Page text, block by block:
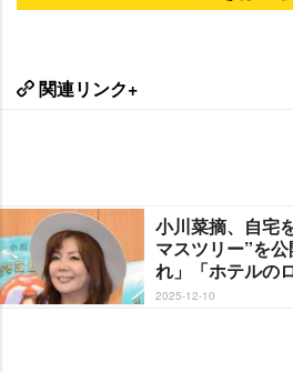
関連リンク+
小川菜摘、自宅
マスツリー”を
れ」「ホテルの
2025-12-10